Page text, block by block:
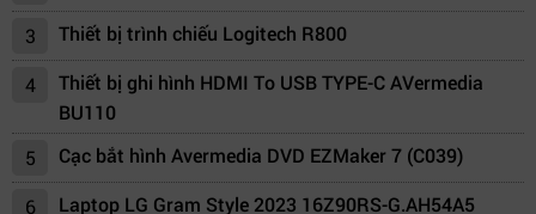
3 Thiết bị trình chiếu Logitech R800
4
Thiết bị ghi hình HDMI To USB TYPE-C AVermedia
BU110
5
Cạc bắt hình Avermedia DVD EZMaker 7 (C039)
6
Laptop LG Gram Style 2023 16Z90RS-G.AH54A5